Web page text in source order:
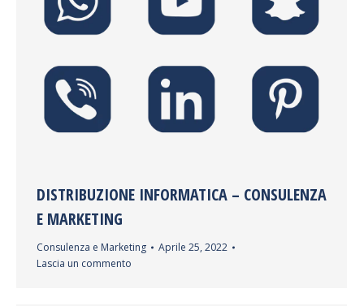
DISTRIBUZIONE INFORMATICA – CONSULENZA
E MARKETING
Consulenza e Marketing
Aprile 25, 2022
Lascia un commento